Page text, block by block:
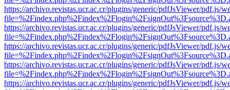
https://archivo.revistas.ucr.ac.cr/plugins/generic/pdfJsViewer/pdf.js/
https://archivo.revistas.ucr.ac.cr/plugins/generic/pdfJsViewer/pdf.js/
https://archivo.revistas.ucr.ac.cr/plugins/generic/pdfJsViewer/pdf.js/
https://archivo.revistas.ucr.ac.cr/plugins/generic/pdfJsViewer/pdf.js/
https://archivo.revistas.ucr.ac.cr/plugins/generic/pdfJsViewer/pdf.js/